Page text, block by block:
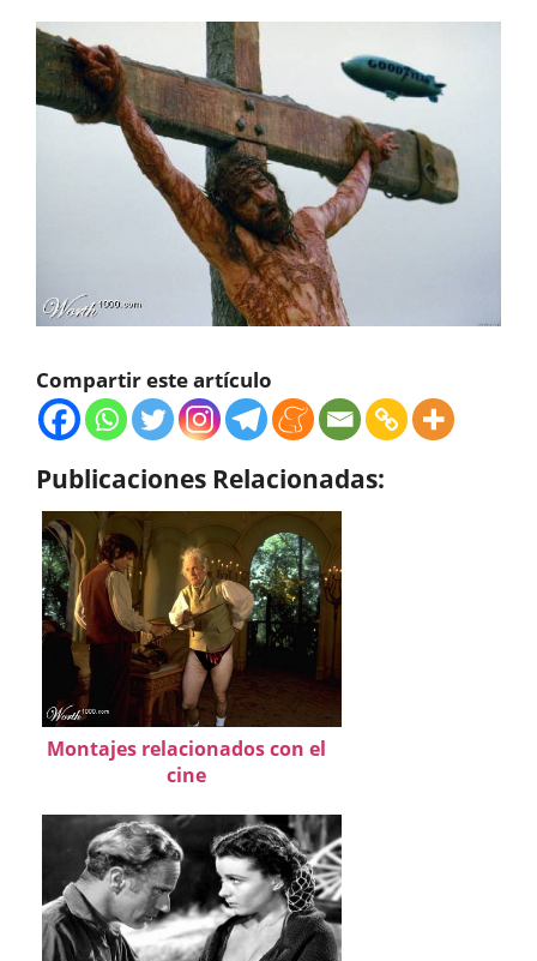
Compartir este artículo
Publicaciones Relacionadas:
Montajes relacionados con el
cine